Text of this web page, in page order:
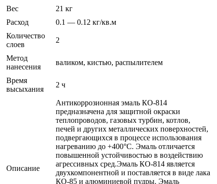
Вес
21 кг
Расход
0.1 — 0.12 кг/кв.м
Количество
слоев
2
Метод
нанесения
валиком, кистью, распылителем
Время
высыхания
2 ч
Описание
Антикоррозионная эмаль КО-814
предназначена для защитной окраски
теплопроводов, газовых турбин, котлов,
печей и других металлических поверхностей,
подвергающихся в процессе использования
нагреванию до +400°С. Эмаль отличается
повышенной устойчивостью в воздействию
агрессивных сред.Эмаль КО-814 является
двухкомпонентной и поставляется в виде лака
КО-85 и алюминиевой пудры. Эмаль